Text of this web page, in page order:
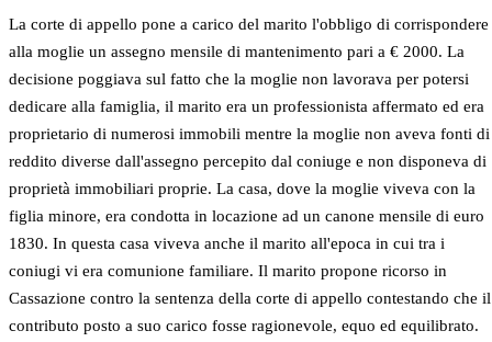
La corte di appello pone a carico del marito l'obbligo di corrispondere
alla moglie un assegno mensile di mantenimento pari a € 2000. La
decisione poggiava sul fatto che la moglie non lavorava per potersi
dedicare alla famiglia, il marito era un professionista affermato ed era
proprietario di numerosi immobili mentre la moglie non aveva fonti di
reddito diverse dall'assegno percepito dal coniuge e non disponeva di
proprietà immobiliari proprie. La casa, dove la moglie viveva con la
figlia minore, era condotta in locazione ad un canone mensile di euro
1830. In questa casa viveva anche il marito all'epoca in cui tra i
coniugi vi era comunione familiare. Il marito propone ricorso in
Cassazione contro la sentenza della corte di appello contestando che il
contributo posto a suo carico fosse ragionevole, equo ed equilibrato.